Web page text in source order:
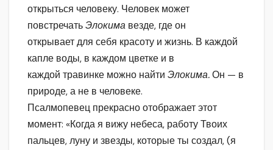
открыться человеку. Человек может
повстречатьЭлокима везде, где он
открывает для себя красоту и жизнь. В каждой
капле воды, в каждом цветке и в
каждой травинке можно найти Элокима.Он — в
природе, а не в человеке.
Псалмопевец прекрасно отображает этот
момент: «Когда я вижу небеса, работу Твоих
пальцев, луну и звезды, которые ты создал, (я